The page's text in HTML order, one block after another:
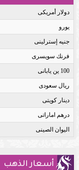
دولار أمريكى
يورو
جنيه إسترلينى
فرنك سويسرى
100 ين يابانى
ريال سعودى
دينار كويتى
درهم اماراتى
اليوان الصينى
أسعار الذهب